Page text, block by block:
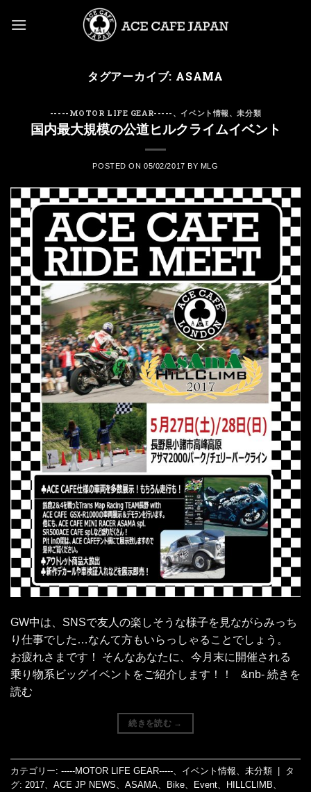
タグアーカイブ: ASAMA
-----MOTOR LIFE GEAR----- 、 イベント情報 、未分類
国内最大規模の公道ヒルクライムイベント
POSTED ON05/02/2017 BY MLG
GW中は、SNSで友人の楽しそうな様子を見ながらみっち
り仕事でした…なんて方もいらっしゃることでしょう。
お疲れさまです！ そんなあなたに、今月末に開催される
乗り物系ビッグイベントをご紹介します！！ &nb- 続きを
読む
続きを読む →
カテゴリー: -----MOTOR LIFE GEAR----- イベント情報 未分類
タ
グ: 2017 ACE JP NEWS ASAMA Bike Event HILLCLIMB